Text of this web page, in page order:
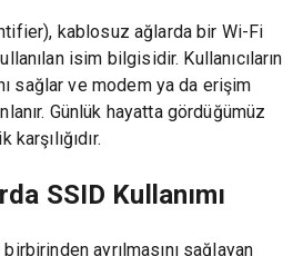
kablosuz ağlarda bir Wi-Fi
isim bilgisidir. Kullanıcıların
sağlar ve modem ya da erişim
Günlük hayatta gördüğümüz
SSID Kullanımı
ayrılmasını sağlayan